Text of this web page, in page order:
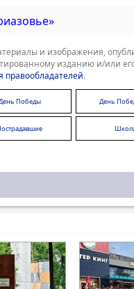
и изображения,
изданию и/или
.
Победы День